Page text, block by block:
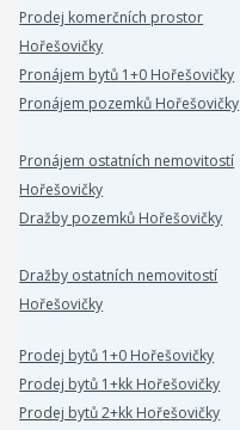
Prodej komerčních prostor
Hořešovičky
Pronájem bytů 1+0 Hořešovičky
Pronájem pozemků Hořešovičky
Pronájem ostatních nemovitostí
Hořešovičky
Dražby pozemků Hořešovičky
Dražby ostatních nemovitostí
Hořešovičky
Prodej bytů 1+0 Hořešovičky
Prodej bytů 1+kk Hořešovičky
Prodej bytů 2+kk Hořešovičky